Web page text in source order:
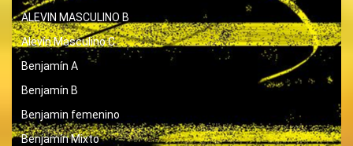
ALEVIN MASCULINO B
Alevín Masculino C
Benjamín A
Benjamín B
Benjamin femenino
Benjamín Mixto